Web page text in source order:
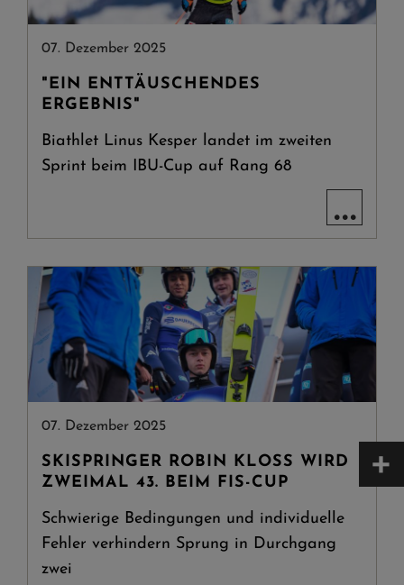
07. Dezember 2025
"EIN ENTTÄUSCHENDES
ERGEBNIS"
Biathlet Linus Kesper landet im zweiten
Sprint beim IBU-Cup auf Rang 68
...
07. Dezember 2025
SKISPRINGER ROBIN KLOSS WIRD Z
WEIMAL 43. BEIM FIS-CUP
Schwierige Bedingungen und individuelle
Fehler verhindern Sprung in Durchgang
zwei
+